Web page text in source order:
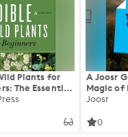
Plants for
The Essential
and
A Joosr
Magic of
Richard
True
Joosr
0